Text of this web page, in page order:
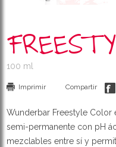
100 ml
Imprimir Compartir
Wunderbar Freestyle Color
semi-permanente con pH
mezclables entre sí y